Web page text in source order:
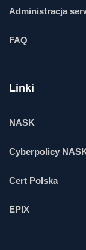
Administracja
FAQ
Linki
NASK
Cyberpolicy
Cert Polska
EPIX